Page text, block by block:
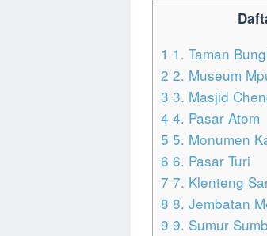
1 1. Taman
2 2. Museum
3 3. Masjid
4 4. Pasar Atom
5 5. Monumen
6 6. Pasar Turi
7 7. Klenteng
8 8. Jembatan
9 9. Sumur